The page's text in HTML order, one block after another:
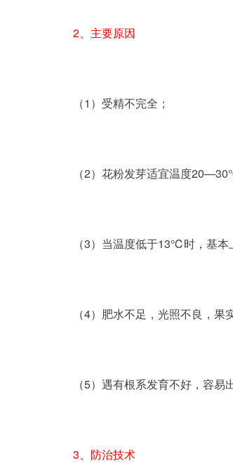
2、主要原因
	（1）受精不完全；
（2）花粉发芽适宜温度
（3）当温度低于13℃时，基本
（4）肥水不足，光照不良，果
（5）遇有根系发育不好，容
3、防治技术